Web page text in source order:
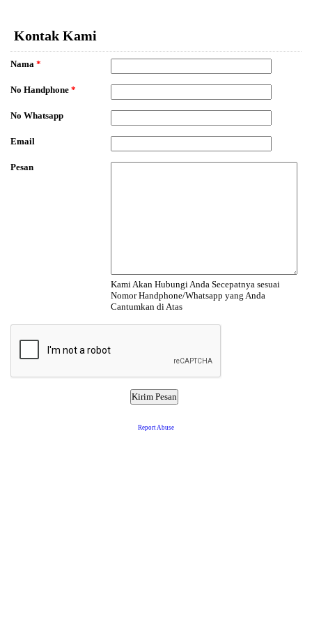
Kontak Kami
Nama *
No Handphone *
No Whatsapp
Email
Pesan
Kami Akan Hubungi Anda Secepatnya sesuai
Nomor Handphone/Whatsapp yang Anda
Cantumkan di Atas
Report Abuse